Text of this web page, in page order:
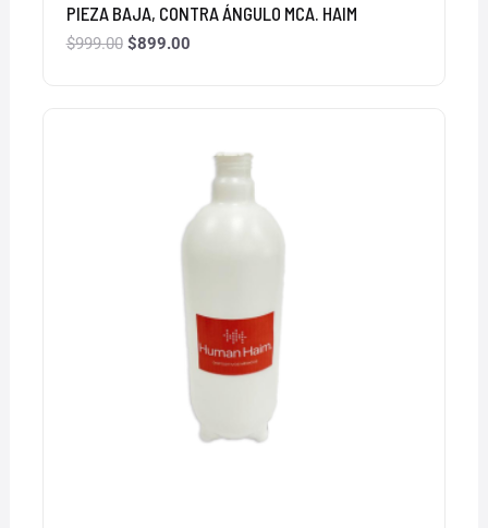
PIEZA BAJA, CONTRA ÁNGULO MCA. HAIM
$999.00 $899.00